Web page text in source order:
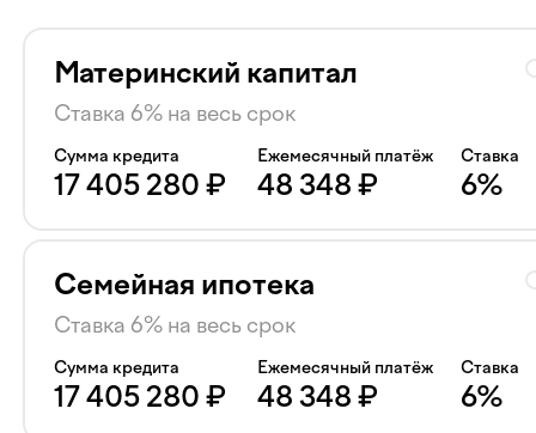
Материнский капитал
Ставка 6% на весь срок
Сумма кредита
17 405 280 ₽
Ежемесячный платёж
48 348 ₽
Ставка
6%
Семейная ипотека
Ставка 6% на весь срок
Сумма кредита
17 405 280 ₽
Ежемесячный платёж
48 348 ₽
Ставка
6%